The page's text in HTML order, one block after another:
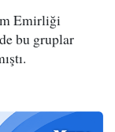
Emirliği
bu gruplar